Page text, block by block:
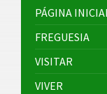
PÁGINA
FREGUESIA
VISITAR
VIVER